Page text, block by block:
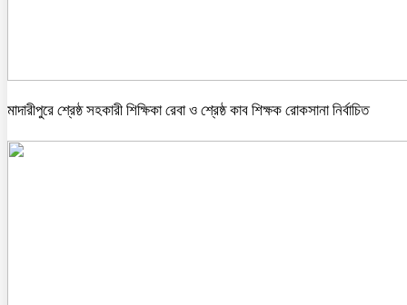
মাদারীপুরে শ্রেষ্ঠ সহকারী শিক্ষিকা রেবা ও শ্রেষ্ঠ কাব শিক্ষক রোকসানা নির্বাচিত